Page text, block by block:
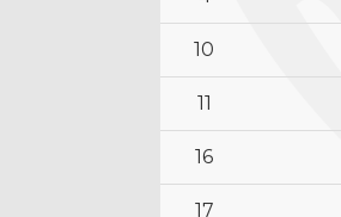
10
11
16
17